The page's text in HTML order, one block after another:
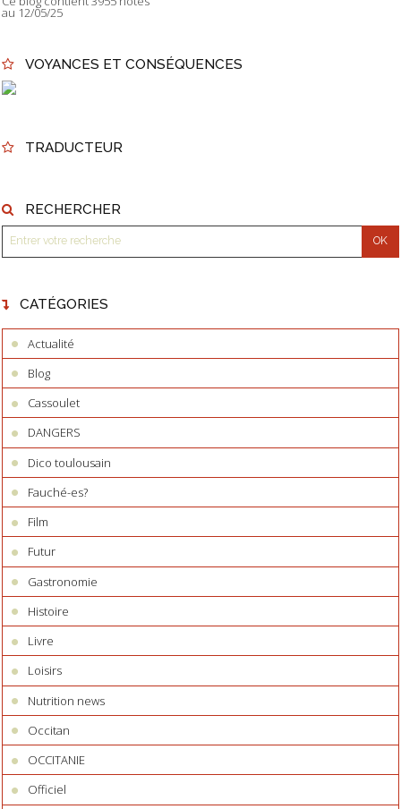
au 12/05/25
VOYANCES ET CONSÉQUENCES
TRADUCTEUR
RECHERCHER
CATÉGORIES
Actualité
Blog
Cassoulet
DANGERS
Dico toulousain
Fauché-es?
Film
Futur
Gastronomie
Histoire
Livre
Loisirs
Nutrition news
Occitan
OCCITANIE
Officiel